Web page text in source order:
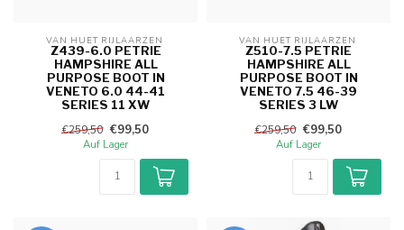
VAN HUET RIJLAARZEN
Z439-6.0 PETRIE
HAMPSHIRE ALL
PURPOSE BOOT IN
VENETO 6.0 44-41
SERIES 11 XW
€259,50 €99,50
Auf Lager
VAN HUET RIJLAARZEN
Z510-7.5 PETRIE
HAMPSHIRE ALL
PURPOSE BOOT IN
VENETO 7.5 46-39
SERIES 3 LW
€259,50 €99,50
Auf Lager